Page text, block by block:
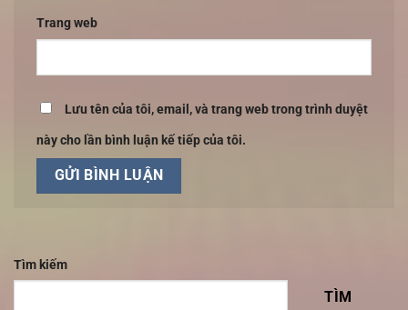
Trang web
Lưu tên của tôi, email, và trang web trong trình duyệt
này cho lần bình luận kế tiếp của tôi.
Tìm kiếm
TÌM